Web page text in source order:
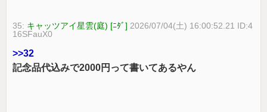
35: キャッツアイ星雲(庭) [ﾆﾀﾞ] 2026/07/04(土) 16:00:52.21 ID:4
16SFauX0
>>32
記念品代込みで2000円って書いてあるやん